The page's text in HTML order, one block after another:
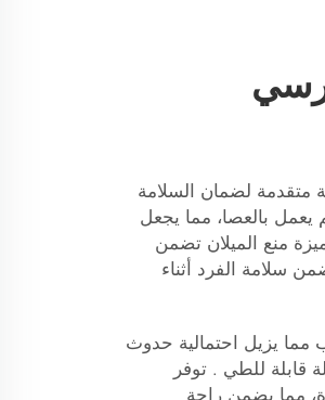
متقدمة لضمان السلامة
بالعصا، مما يجعل
منع الميلان تضمن
سلامة الفرد أثناء
مما يزيل احتمالية حدوث
قابلة للطي . توفر
مما يضمن راحة